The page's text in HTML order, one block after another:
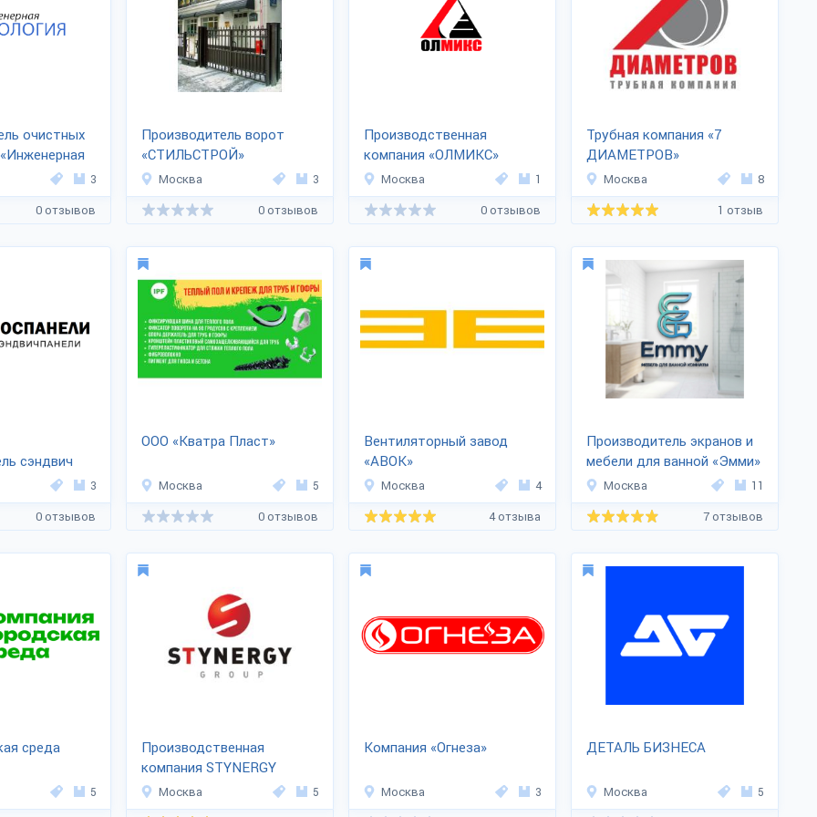
очистных
3
0 отзывов
Производитель ворот
«СТИЛЬСТРОЙ»
Москва 3
0 отзывов
Производственная
компания «ОЛМИКС»
Москва 1
0 отзывов
Трубная компания «7
ДИАМЕТРОВ»
Москва 8
1 отзыв
сэндвич
3
0 отзывов
ООО «Кватра Пласт»
Москва 5
0 отзывов
Вентиляторный завод
«АВОК»
Москва 4
4 отзыва
Производитель экранов и
мебели для ванной «Эмми»
Москва 11
7 отзывов
среда
5
Производственная
компания STYNERGY
Москва 5
Компания «Огнеза»
Москва 3
ДЕТАЛЬ БИЗНЕСА
Москва 5